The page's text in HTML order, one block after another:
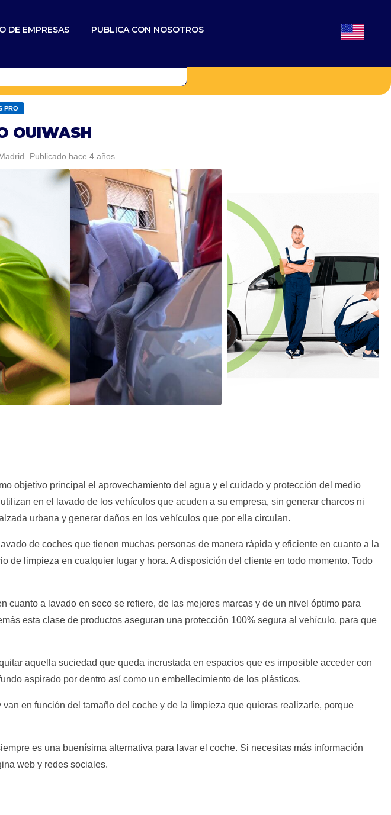
DE EMPRESAS PUBLICA CON NOSOTROS
PRO
OUIWASH
Publicado hace 4 años
objetivo principal el aprovechamiento del agua y el cuidado y protección del medio
en el lavado de los vehículos que acuden a su empresa, sin generar charcos ni
urbana y generar daños en los vehículos que por ella circulan.
de coches que tienen muchas personas de manera rápida y eficiente en cuanto a la
de limpieza en cualquier lugar y hora. A disposición del cliente en todo momento. Todo
cuanto a lavado en seco se refiere, de las mejores marcas y de un nivel óptimo para
esta clase de productos aseguran una protección 100% segura al vehículo, para que
aquella suciedad que queda incrustada en espacios que es imposible acceder con
aspirado por dentro así como un embellecimiento de los plásticos.
en función del tamaño del coche y de la limpieza que quieras realizarle, porque
es una buenísima alternativa para lavar el coche. Si necesitas más información
web y redes sociales.